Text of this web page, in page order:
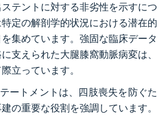
テントに対する非劣性を示すにつ
定の解剖学的状況における潜在的
集めています。強固な臨床データ
支えられた大腿膝窩動脈病変は、
立っています。
ートメントは、四肢喪失を防ぐた
の重要な役割を強調しています。